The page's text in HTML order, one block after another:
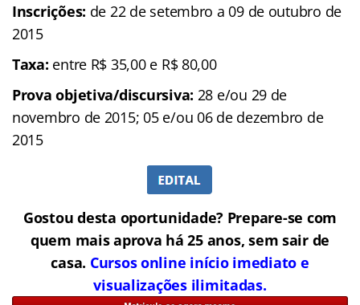
Inscrições: de 22 de setembro a 09 de outubro de
2015
Taxa: entre R$ 35,00 e R$ 80,00
Prova objetiva/discursiva: 28 e/ou 29 de
novembro de 2015; 05 e/ou 06 de dezembro de
2015
Gostou desta oportunidade? Prepare-se com
quem mais aprova há 25 anos, sem sair de
casa. Cursos online início imediato e
visualizações ilimitadas.